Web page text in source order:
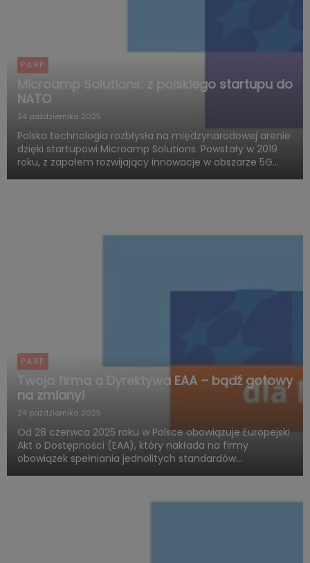
PARP
Microamp Solutions: z polskiego startupu do
NATO
24 października 2025
Polska technologia rozbłysła na międzynarodowej arenie
dzięki startupowi Microamp Solutions. Powstały w 2019
roku, z zapałem rozwijający innowacje w obszarze 5G
PARP
Twoja firma a Dyrektywa EAA – bądź gotowy
na zmiany!
24 października 2025
Od 28 czerwca 2025 roku w Polsce obowiązuje Europejski
Akt o Dostępności (EAA), który nakłada na firmy
obowiązek spełniania jednolitych standardów